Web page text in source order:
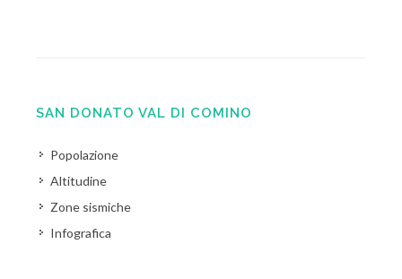
SAN DONATO VAL DI COMINO
Popolazione
Altitudine
Zone sismiche
Infografica